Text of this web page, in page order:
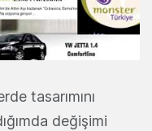
tasarımını
değişimi